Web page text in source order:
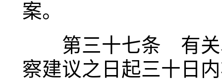
案。
第三十七条 有关单
察建议之日起三十日